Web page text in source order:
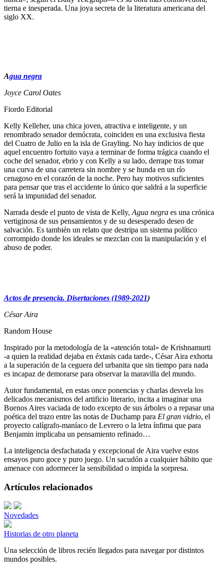
tierna e inesperada. Una joya secreta de la literatura americana del
siglo XX.
Agua negra
Joyce Carol Oates
Fiordo Editorial
Kelly Kelleher, una chica joven, atractiva e inteligente, y un
renombrado senador demócrata, coinciden en una exclusiva fiesta
del Cuatro de Julio en la isla de Grayling. No hay indicios de que
aquel encuentro fortuito vaya a terminar de forma trágica cuando el
coche del senador, ebrio y con Kelly a su lado, derrape tras tomar
una curva de una carretera sin nombre y se hunda en un río
cenagoso en el corazón de la noche. Pero hay motivos suficientes
para pensar que tras el accidente lo único que saldrá a la superficie
será la impunidad del senador.
Narrada desde el punto de vista de Kelly, Agua negra es una crónica
vertiginosa de sus pensamientos y de su desesperado deseo de
salvación. Es también un relato que destripa un sistema político
corrompido donde los ideales se mezclan con la manipulación y el
abuso de poder.
Actos de presencia. Disertaciones (1989-2021)
César Aira
Random House
Inspirado por la metodología de la «atención total» de Krishnamurti
-a quien la realidad dejaba en éxtasis cada tarde-, César Aira exhorta
a la superación de la ceguera del urbanita que sin tiempo para nada
es incapaz de demorarse para observar la maravilla del mundo.
Autor fundamental, en estas once ponencias y charlas desvela los
delicados mecanismos del artificio literario, incita a imaginar una
Buenos Aires vaciada de todo excepto de sus árboles o a repasar una
poética del trazo entre las notas de Duchamp para El gran vidrio, el
proyecto calígrafo-maníaco de Levrero o la letra ínfima que para
Benjamin implicaba un pensamiento refinado…
La inteligencia desfachatada y excepcional de Aira vuelve estos
ensayos puro goce y puro juego. Un sacudón a cualquier hábito que
amenace con adormecer la sensibilidad o impida la sorpresa.
Artículos relacionados
Novedades
Historias de otro planeta
Una selección de libros recién llegados para navegar por distintos
mundos posibles.